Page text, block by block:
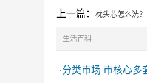
上一篇： 枕头芯怎么洗？
生活百科
·分类市场 市核心多